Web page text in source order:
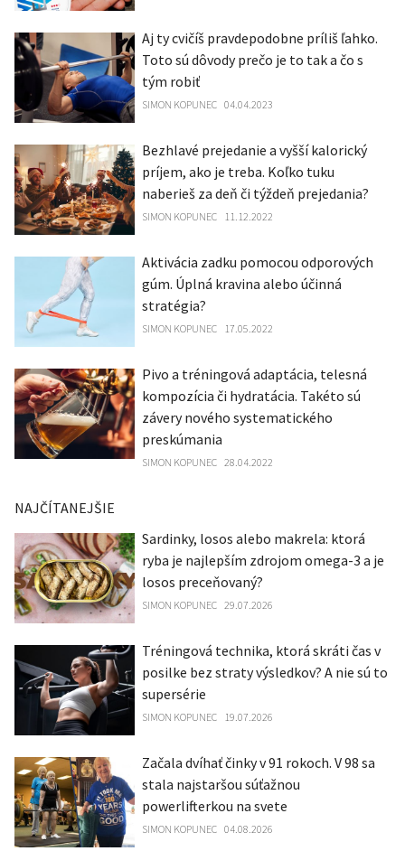
Aj ty cvičíš pravdepodobne príliš ľahko.
Toto sú dôvody prečo je to tak a čo s
tým robiť
SIMON KOPUNEC 04.04.2023
Bezhlavé prejedanie a vyšší kalorický
príjem, ako je treba. Koľko tuku
naberieš za deň či týždeň prejedania?
SIMON KOPUNEC 11.12.2022
Aktivácia zadku pomocou odporových
gúm. Úplná kravina alebo účinná
stratégia?
SIMON KOPUNEC 17.05.2022
Pivo a tréningová adaptácia, telesná
kompozícia či hydratácia. Takéto sú
závery nového systematického
preskúmania
SIMON KOPUNEC 28.04.2022
NAJČÍTANEJŠIE
Sardinky, losos alebo makrela: ktorá
ryba je najlepším zdrojom omega-3 a je
losos preceňovaný?
SIMON KOPUNEC 29.07.2026
Tréningová technika, ktorá skráti čas v
posilke bez straty výsledkov? A nie sú to
supersérie
SIMON KOPUNEC 19.07.2026
Začala dvíhať činky v 91 rokoch. V 98 sa
stala najstaršou súťažnou
powerlifterkou na svete
SIMON KOPUNEC 04.08.2026